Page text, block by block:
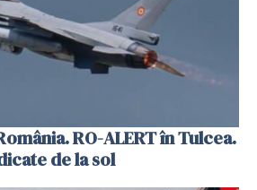
RO-ALERT în Tulcea.
de la sol